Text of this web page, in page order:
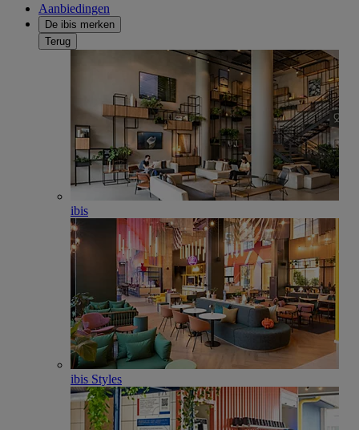
Aanbiedingen
De ibis merken
Terug
ibis
ibis Styles